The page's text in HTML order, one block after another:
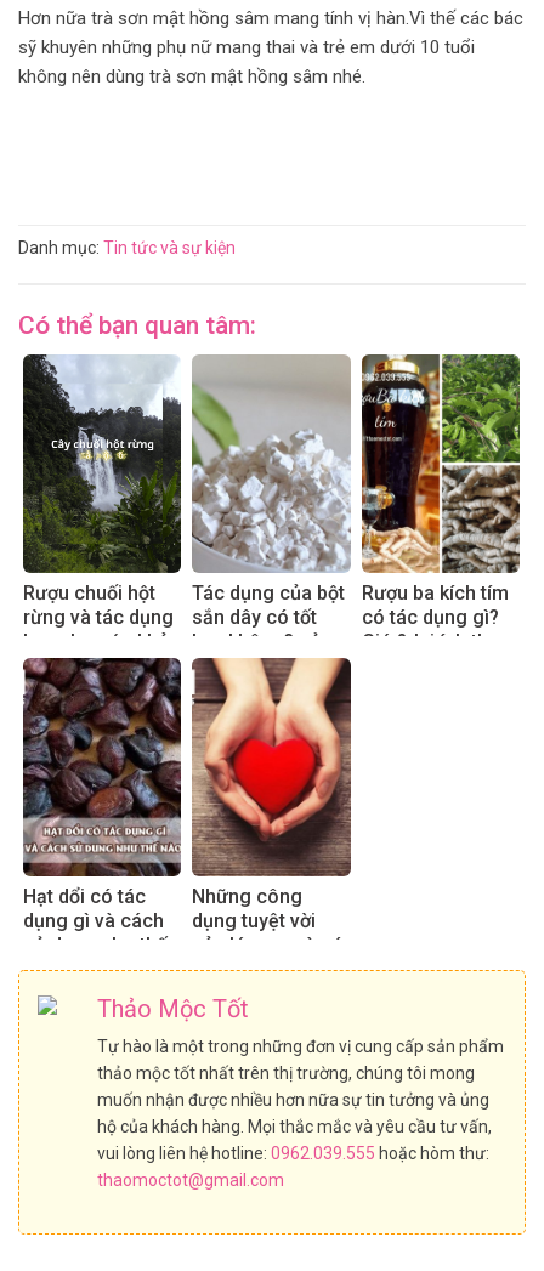
Hơn nữa trà sơn mật hồng sâm mang tính vị hàn.Vì thế các bác
sỹ khuyên những phụ nữ mang thai và trẻ em dưới 10 tuổi
không nên dùng trà sơn mật hồng sâm nhé.
Danh mục: Tin tức và sự kiện
Có thể bạn quan tâm:
Rượu chuối hột
rừng và tác dụng
hay cho sức khỏe
Tác dụng của bột
sắn dây có tốt
hay không? sử
dụng đúng cách
hiệu quả
Rượu ba kích tím
có tác dụng gì?
Giá & lợi ích thực
Hạt dổi có tác
dụng gì và cách
sử dụng như thế
nào?
Những công
dụng tuyệt vời
của lá sen mà có
thể bạn chưa biết
Thảo Mộc Tốt
Tự hào là một trong những đơn vị cung cấp sản phẩm
thảo mộc tốt nhất trên thị trường, chúng tôi mong
muốn nhận được nhiều hơn nữa sự tin tưởng và ủng
hộ của khách hàng. Mọi thắc mắc và yêu cầu tư vấn,
vui lòng liên hệ hotline: 0962.039.555 hoặc hòm thư:
thaomoctot@gmail.com